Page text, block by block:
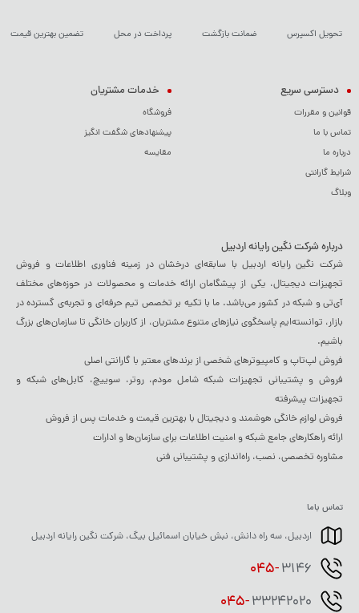
تحویل اکسپرس ضمانت بازگشت پرداخت در محل تضمین بهترین قیمت
دسترسی سریع
قوانین و مقررات
تماس با ما
درباره ما
شرایط گارانتی
وبلاگ
خدمات مشتریان
فروشگاه
پیشنهادهای شگفت انگیز
مقایسه
درباره شرکت نگین رایانه اردبیل
شرکت نگین رایانه اردبیل با سابقه‌ای درخشان در زمینه فناوری اطلاعات و فروش
تجهیزات دیجیتال، یکی از پیشگامان ارائه خدمات و محصولات در حوزه‌های مختلف
آی‌تی و شبکه در کشور می‌باشد. ما با تکیه بر تخصص تیم حرفه‌ای و تجربه‌ی گسترده در
بازار، توانسته‌ایم پاسخگوی نیازهای متنوع مشتریان، از کاربران خانگی تا سازمان‌های بزرگ
باشیم.
فروش لپ‌تاپ و کامپیوترهای شخصی از برندهای معتبر با گارانتی اصلی
فروش و پشتیبانی تجهیزات شبکه شامل مودم، روتر، سوییچ، کابل‌های شبکه و
تجهیزات پیشرفته
فروش لوازم خانگی هوشمند و دیجیتال با بهترین قیمت و خدمات پس از فروش
ارائه راهکارهای جامع شبکه و امنیت اطلاعات برای سازمان‌ها و ادارات
مشاوره تخصصی، نصب، راه‌اندازی و پشتیبانی فنی
تماس باما
اردبیل، سه راه دانش، نبش خیابان اسمائیل بیگ، شرکت نگین رایانه اردبیل
045-3146
045-33242020